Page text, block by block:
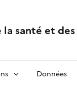
santé et
Données